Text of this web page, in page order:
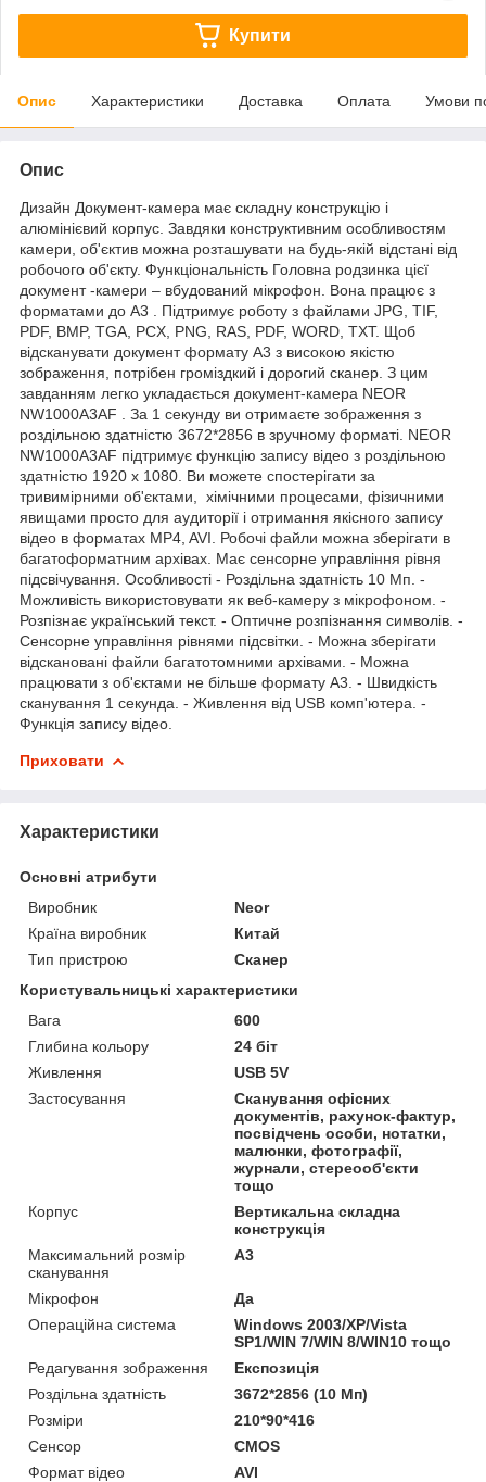
Купити
Опис Характеристики Доставка Оплата Умови
Опис
Дизайн Документ-камера має складну конструкцію і
алюмінієвий корпус. Завдяки конструктивним особливостям
камери, об'єктив можна розташувати на будь-якій відстані від
робочого об'єкту. Функціональність Головна родзинка цієї
документ -камери – вбудований мікрофон. Вона працює з
форматами до А3 . Підтримує роботу з файлами JPG, TIF,
PDF, BMP, TGA, PCX, PNG, RAS, PDF, WORD, TXT. Щоб
відсканувати документ формату А3 з високою якістю
зображення, потрібен громіздкий і дорогий сканер. З цим
завданням легко укладається документ-камера NEOR
NW1000А3AF . За 1 секунду ви отримаєте зображення з
роздільною здатністю 3672*2856 в зручному форматі. NEOR
NW1000А3AF підтримує функцію запису відео з роздільною
здатністю 1920 х 1080. Ви можете спостерігати за
тривимірними об'єктами, хімічними процесами, фізичними
явищами просто для аудиторії і отримання якісного запису
відео в форматах MP4, AVI. Робочі файли можна зберігати в
багатоформатним архівах. Має сенсорне управління рівня
підсвічування. Особливості - Роздільна здатність 10 Mп. -
Можливість використовувати як веб-камеру з мікрофоном. -
Розпізнає український текст. - Оптичне розпізнання символів. -
Сенсорне управління рівнями підсвітки. - Можна зберігати
відскановані файли багатотомними архівами. - Можна
працювати з об'єктами не більше формату А3. - Швидкість
сканування 1 секунда. - Живлення від USB комп'ютера. -
Функція запису відео.
Приховати
Характеристики
Основні атрибути
Виробник
Neor
Країна виробник
Китай
Тип пристрою
Сканер
Користувальницькі характеристики
Вага
600
Глибина кольору
24 біт
Живлення
USB 5V
Застосування
Сканування офісних
документів, рахунок-фактур,
посвідчень особи, нотатки,
малюнки, фотографії,
журнали, стереооб'єкти
тощо
Корпус
Вертикальна складна
конструкція
Максимальний розмір
сканування
А3
Мікрофон
Да
Операційна система
Windows 2003/XP/Vista
SP1/WIN 7/WIN 8/WIN10 тощо
Редагування зображення
Експозиція
Роздільна здатність
3672*2856 (10 Мп)
Розміри
210*90*416
Сенсор
CMOS
Формат відео
AVI